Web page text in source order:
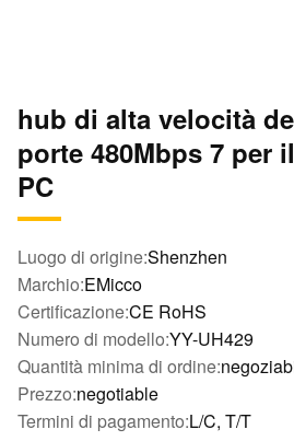
hub di alta velocità
porte 480Mbps 7 per
PC
Luogo di origine:Shenzhen
Marchio:EMicco
Certificazione:CE RoHS
Numero di modello:YY-UH429
Quantità minima di ordine:
Prezzo:negotiable
Termini di pagamento:L/C, T/T